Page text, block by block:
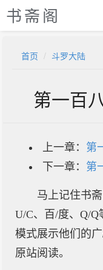
书斋阁
首页 斗罗大陆
第一百
上一章： 第
下一章： 第
马上记住书
U/C、百/度、Q/
模式展示他们的
原站阅读。